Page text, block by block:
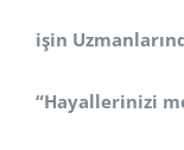
işin
“Hayallerinizi